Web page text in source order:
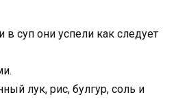
суп они успели как следует
лук, рис, булгур, соль и